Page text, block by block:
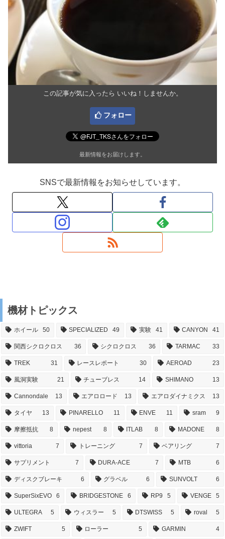
この記事が気に入ったら いいね！しませんか。
フォロー
最新情報をお届けします。
SNSで最新情報をお知らせしています。
機材トピックス
ホイール 50 SPECIALIZED 49 実験 41 CANYON 41
関西シクロクロス 36 シクロクロス 36 TARMAC 33
TREK 31 レースレポート 30 AEROAD 23
風洞実験 21 チューブレス 14 SHIMANO 13
Cannondale 13 エアロロード 13 エアロダイナミクス 13
タイヤ 13 PINARELLO 11 ENVE 11 sram 9
摩擦抵抗 8 nepest 8 ITLAB 8 MADONE 8
vittoria 7 トレーニング 7 ベアリング 7
サプリメント 7 DURA-ACE 7 MTB 6
ディスクブレーキ 6 グラベル 6 SUNVOLT 6
SuperSixEVO 6 BRIDGESTONE 6 RP9 5 VENGE 5
ULTEGRA 5 ウィスラー 5 DTSWISS 5 roval 5
ZWIFT 5 ローラー 5 GARMIN 4